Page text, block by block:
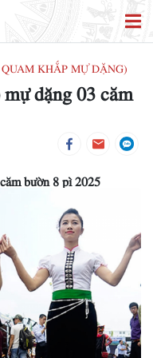
KHẮP MỰ DẶNG)
dặng 03 căm
bườn 8 pì 2025